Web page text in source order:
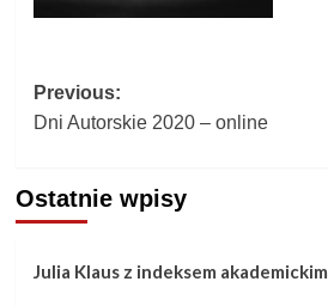
Post
navigation
Previous:
Dni Autorskie 2020 – online
Ostatnie wpisy
Julia Klaus z indeksem akademickim